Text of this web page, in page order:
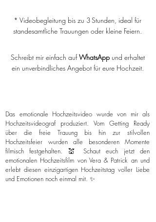
* Videobegleitung bis zu 3 Stunden, ideal für
standesamtliche Trauungen oder kleine Feiern.
Schreibt mir einfach aufWhatsAppund erhaltet
ein unverbindliches Angebot für eure Hochzeit.
Das emotionale Hochzeitsvideo wurde von mir als
Hochzeitsvideograf produziert. Vom Getting Ready
über die freie Trauung bis hin zur stilvollen
Hochzeitsfeier wurden alle besonderen Momente
filmisch festgehalten. 💒 Schaut euch jetzt den
emotionalen Hochzeitsfilm von Vera & Patrick an und
erlebt diesen einzigartigen Hochzeitstag voller Liebe
und Emotionen noch einmal mit. ✨